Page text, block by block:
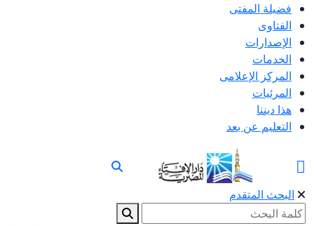
فضيلة المفتى
الفتاوى
الإصدارات
الخدمات
المركز الإعلامى
المرئيات
هذا ديننا
التعليم عن بعد
البحث المتقدم